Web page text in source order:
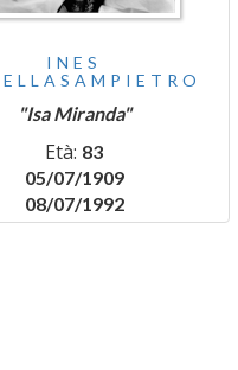
INES
"Isa Miranda"
Età: 83
05/07/1909
08/07/1992